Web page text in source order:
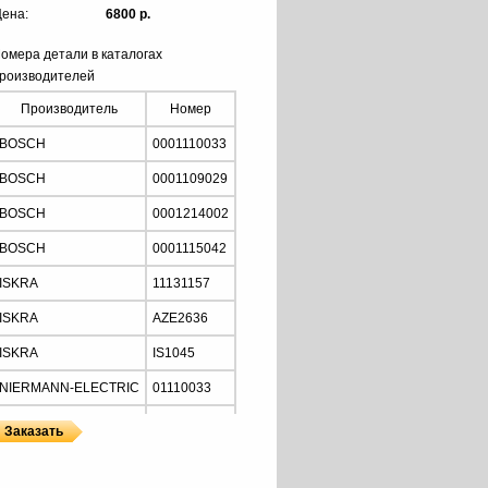
6800 р.
детали в каталогах
Производитель Номер
BOSCH 0001110033
BOSCH 0001109029
BOSCH 0001214002
BOSCH 0001115042
ISKRA 11131157
ISKRA AZE2636
ISKRA IS1045
NIERMANN-ELECTRIC 01110033